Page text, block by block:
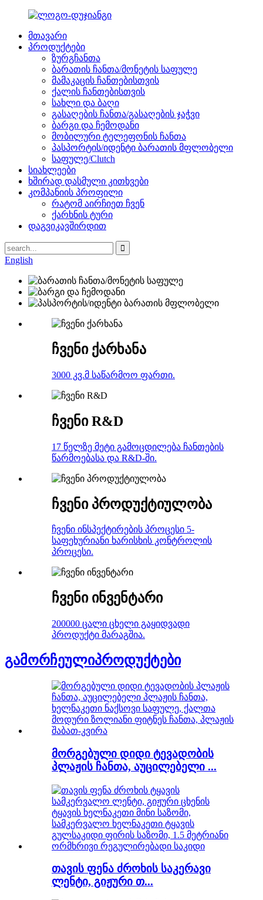
მთავარი
პროდუქტები
ზურგჩანთა
ბარათის ჩანთა/მონეტის საფულე
მამაკაცის ჩანთებისთვის
ქალის ჩანთებისთვის
სახლი და ბაღი
გასაღების ჩანთა/გასაღების ჯაჭვი
ბარგი და ჩემოდანი
მობილური ტელეფონის ჩანთა
პასპორტის/იდენტი ბარათის მფლობელი
საფულე/Clutch
სიახლეები
ხშირად დასმული კითხვები
კომპანიის პროფილი
რატომ აირჩიეთ ჩვენ
ქარხნის ტური
დაგვიკავშირდით
English
ჩვენი ქარხანა
3000 კვ.მ საწარმოო ფართი.
ჩვენი R&D
17 წელზე მეტი გამოცდილება ჩანთების
წარმოებასა და R&D-ში.
ჩვენი პროდუქტიულობა
ჩვენი ინსპექტირების პროცესი 5-
საფეხურიანი ხარისხის კონტროლის
პროცესი.
ჩვენი ინვენტარი
200000 ცალი ცხელი გაყიდვადი
პროდუქტი მარაგშია.
გამორჩეულიპროდუქტები
მორგებული დიდი ტევადობის
პლაჟის ჩანთა, აუცილებელი ...
თავის ფენა ძროხის საკერავი
ლენტი, გიჟური თ...